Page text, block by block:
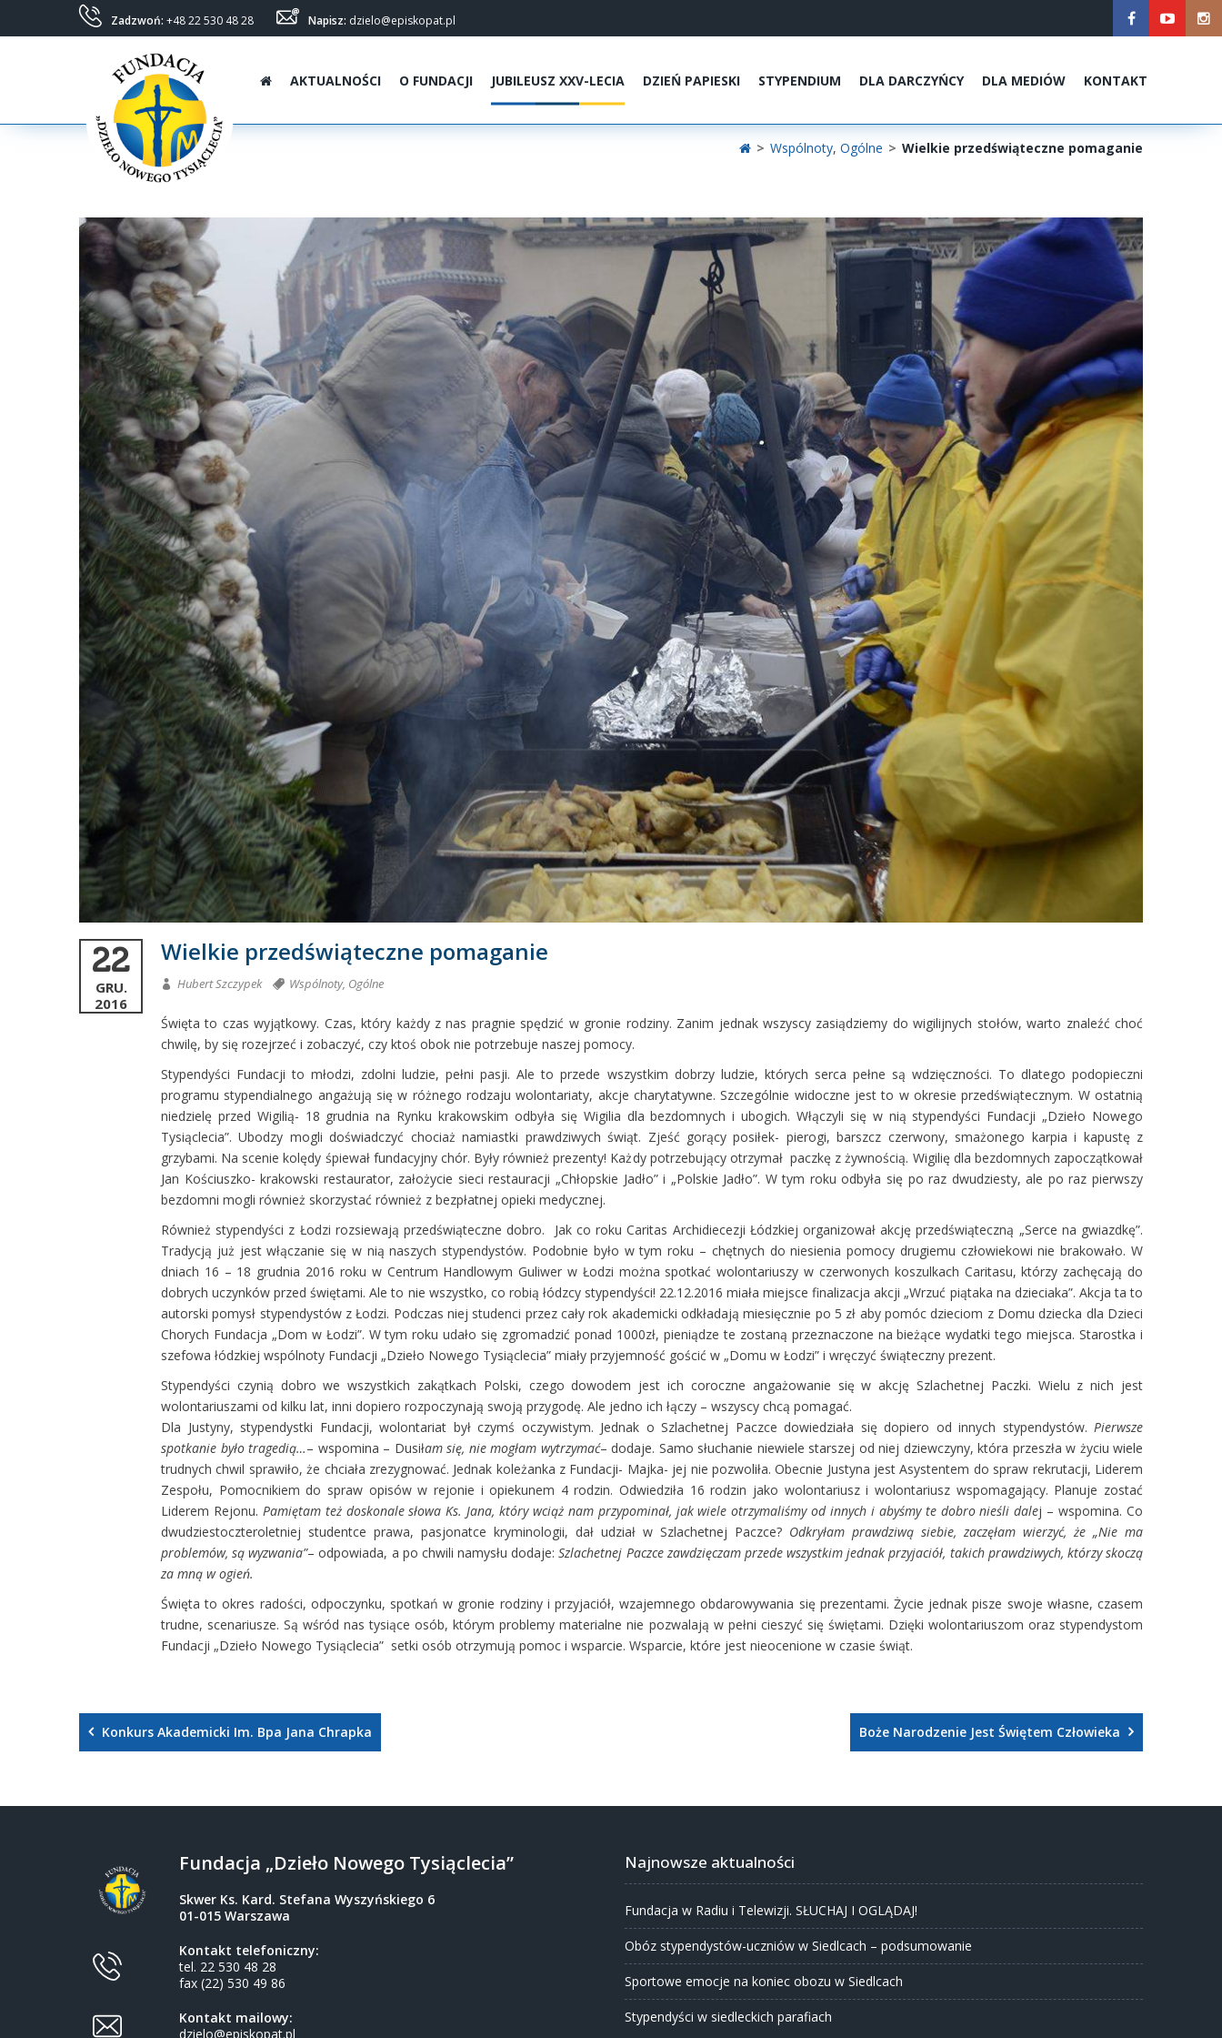
Zadzwoń: +48 22 530 48 28 Napisz: dzielo@episkopat.pl
AKTUALNOŚCI O FUNDACJI JUBILEUSZ XXV-LECIA DZIEŃ PAPIESKI STYPENDIUM DLA DARCZYŃCY DLA MEDIÓW KONTAKT
> Wspólnoty, Ogólne > Wielkie przedświąteczne pomaganie
22
GRU.
2016
Wielkie przedświąteczne pomaganie
Hubert Szczypek Wspólnoty, Ogólne
Święta to czas wyjątkowy. Czas, który każdy z nas pragnie spędzić w gronie rodziny. Zanim jednak wszyscy zasiądziemy do wigilijnych stołów, warto znaleźć choć
chwilę, by się rozejrzeć i zobaczyć, czy ktoś obok nie potrzebuje naszej pomocy.
Stypendyści Fundacji to młodzi, zdolni ludzie, pełni pasji. Ale to przede wszystkim dobrzy ludzie, których serca pełne są wdzięczności. To dlatego podopieczni
programu stypendialnego angażują się w różnego rodzaju wolontariaty, akcje charytatywne. Szczególnie widoczne jest to w okresie przedświątecznym. W ostatnią
niedzielę przed Wigilią- 18 grudnia na Rynku krakowskim odbyła się Wigilia dla bezdomnych i ubogich. Włączyli się w nią stypendyści Fundacji „Dzieło Nowego
Tysiąclecia”. Ubodzy mogli doświadczyć chociaż namiastki prawdziwych świąt. Zjeść gorący posiłek- pierogi, barszcz czerwony, smażonego karpia i kapustę z
grzybami. Na scenie kolędy śpiewał fundacyjny chór. Były również prezenty! Każdy potrzebujący otrzymał paczkę z żywnością. Wigilię dla bezdomnych zapoczątkował
Jan Kościuszko- krakowski restaurator, założycie sieci restauracji „Chłopskie Jadło” i „Polskie Jadło”. W tym roku odbyła się po raz dwudziesty, ale po raz pierwszy
bezdomni mogli również skorzystać również z bezpłatnej opieki medycznej.
Również stypendyści z Łodzi rozsiewają przedświąteczne dobro. Jak co roku Caritas Archidiecezji Łódzkiej organizował akcję przedświąteczną „Serce na gwiazdkę”.
Tradycją już jest włączanie się w nią naszych stypendystów. Podobnie było w tym roku – chętnych do niesienia pomocy drugiemu człowiekowi nie brakowało. W
dniach 16 – 18 grudnia 2016 roku w Centrum Handlowym Guliwer w Łodzi można spotkać wolontariuszy w czerwonych koszulkach Caritasu, którzy zachęcają do
dobrych uczynków przed świętami. Ale to nie wszystko, co robią łódzcy stypendyści! 22.12.2016 miała miejsce finalizacja akcji „Wrzuć piątaka na dzieciaka”. Akcja ta to
autorski pomysł stypendystów z Łodzi. Podczas niej studenci przez cały rok akademicki odkładają miesięcznie po 5 zł aby pomóc dzieciom z Domu dziecka dla Dzieci
Chorych Fundacja „Dom w Łodzi”. W tym roku udało się zgromadzić ponad 1000zł, pieniądze te zostaną przeznaczone na bieżące wydatki tego miejsca. Starostka i
szefowa łódzkiej wspólnoty Fundacji „Dzieło Nowego Tysiąclecia” miały przyjemność gościć w „Domu w Łodzi” i wręczyć świąteczny prezent.
Stypendyści czynią dobro we wszystkich zakątkach Polski, czego dowodem jest ich coroczne angażowanie się w akcję Szlachetnej Paczki. Wielu z nich jest
wolontariuszami od kilku lat, inni dopiero rozpoczynają swoją przygodę. Ale jedno ich łączy – wszyscy chcą pomagać.
Dla Justyny, stypendystki Fundacji, wolontariat był czymś oczywistym. Jednak o Szlachetnej Paczce dowiedziała się dopiero od innych stypendystów. Pierwsze
spotkanie było tragedią…– wspomina – Dusiłam się, nie mogłam wytrzymać– dodaje. Samo słuchanie niewiele starszej od niej dziewczyny, która przeszła w życiu wiele
trudnych chwil sprawiło, że chciała zrezygnować. Jednak koleżanka z Fundacji- Majka- jej nie pozwoliła. Obecnie Justyna jest Asystentem do spraw rekrutacji, Liderem
Zespołu, Pomocnikiem do spraw opisów w rejonie i opiekunem 4 rodzin. Odwiedziła 16 rodzin jako wolontariusz i wolontariusz wspomagający. Planuje zostać
Liderem Rejonu. Pamiętam też doskonale słowa Ks. Jana, który wciąż nam przypominał, jak wiele otrzymaliśmy od innych i abyśmy te dobro nieśli dalej – wspomina. Co
dwudziestoczteroletniej studentce prawa, pasjonatce kryminologii, dał udział w Szlachetnej Paczce? Odkryłam prawdziwą siebie, zaczęłam wierzyć, że „Nie ma
problemów, są wyzwania”– odpowiada, a po chwili namysłu dodaje:Szlachetnej Paczce zawdzięczam przede wszystkim jednak przyjaciół, takich prawdziwych, którzy skoczą
za mną w ogień.
Święta to okres radości, odpoczynku, spotkań w gronie rodziny i przyjaciół, wzajemnego obdarowywania się prezentami. Życie jednak pisze swoje własne, czasem
trudne, scenariusze. Są wśród nas tysiące osób, którym problemy materialne nie pozwalają w pełni cieszyć się świętami. Dzięki wolontariuszom oraz stypendystom
Fundacji „Dzieło Nowego Tysiąclecia” setki osób otrzymują pomoc i wsparcie. Wsparcie, które jest nieocenione w czasie świąt.
Konkurs Akademicki Im. Bpa Jana Chrapka Boże Narodzenie Jest Świętem Człowieka
Fundacja „Dzieło Nowego Tysiąclecia”
Skwer Ks. Kard. Stefana Wyszyńskiego 6
01-015 Warszawa
Kontakt telefoniczny:
tel. 22 530 48 28
fax (22) 530 49 86
Kontakt mailowy:
dzielo@episkopat.pl
Najnowsze aktualności
Fundacja w Radiu i Telewizji. SŁUCHAJ I OGLĄDAJ!
Obóz stypendystów-uczniów w Siedlcach – podsumowanie
Sportowe emocje na koniec obozu w Siedlcach
Stypendyści w siedleckich parafiach